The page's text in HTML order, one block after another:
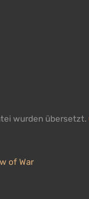
wurden übersetzt.
of War